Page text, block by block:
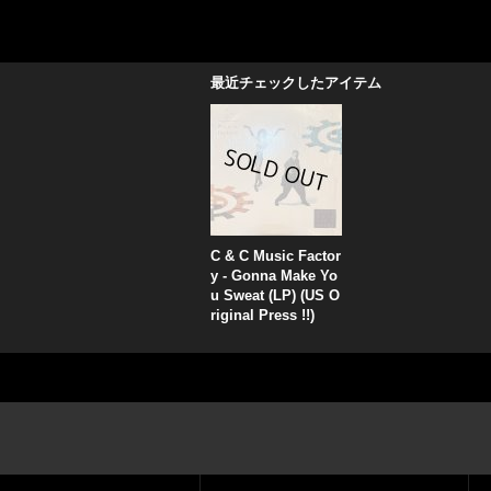
最近チェックしたアイテム
C & C Music Factor
y - Gonna Make Yo
u Sweat (LP) (US O
riginal Press !!)